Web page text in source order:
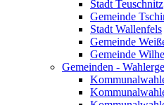
Stadt Teuschnitz
Gemeinde
Stadt Wallenfels
Gemeinde
Gemeinde
Gemeinden -